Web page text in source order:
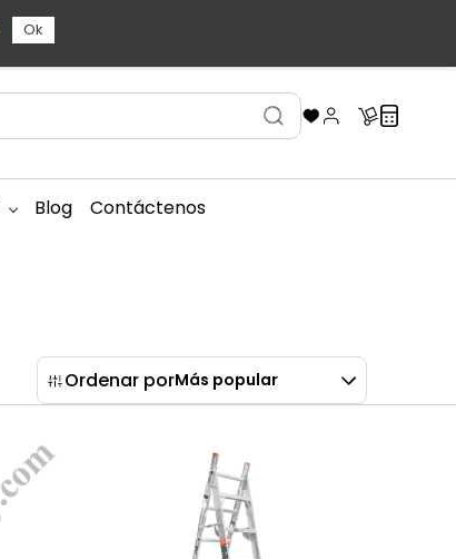
Blog Contáctenos
Ordenar porMás popular
Ok